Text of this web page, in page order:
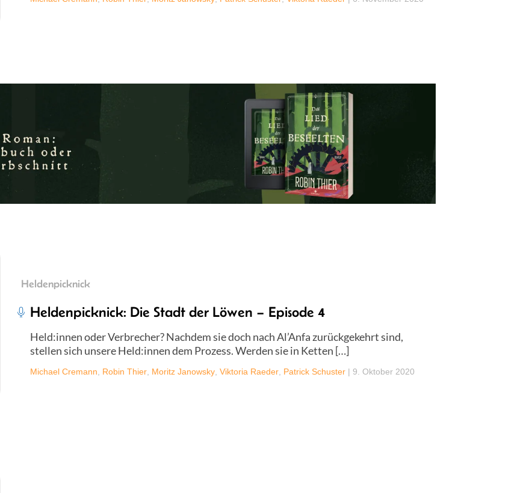
Heldenpicknick
Heldenpicknick: Die Stadt der Löwen – Episode 4
Held:innen oder Verbrecher? Nachdem sie doch nach Al’Anfa zurückgekehrt sind,
stellen sich unsere Held:innen dem Prozess. Werden sie in Ketten […]
Michael Cremann Robin Thier Moritz Janowsky Viktoria Raeder Patrick Schuster | 9. Oktober 2020